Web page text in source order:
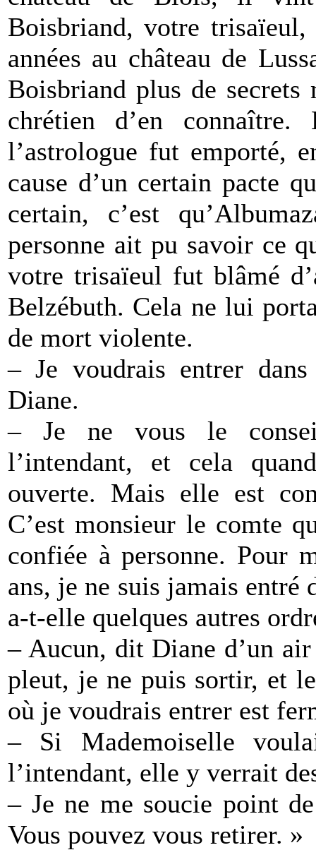
Boisbriand, votre
années au château de
Boisbriand plus de secrets
chrétien d’en connaître.
l’astrologue fut emporté,
cause d’un certain pacte
certain, c’est
personne ait pu savoir ce
votre trisaïeul fut blâmé
Belzébuth. Cela ne lui
de mort violente.
– Je voudrais entrer
Diane.
– Je ne vous le
l’intendant, et cela
ouverte. Mais elle est
C’est monsieur le comte
confiée à personne. Pour
ans, je ne suis jamais entré
a-t-elle quelques autres
– Aucun, dit Diane d’un
pleut, je ne puis sortir, et
où je voudrais entrer est
– Si Mademoiselle
l’intendant, elle y verrait
– Je ne me soucie point
Vous pouvez vous retirer. »